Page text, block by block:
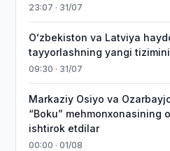
23:07 · 31/07
Oʻzbekiston va Latviya
tayyorlashning yangi
09:30 · 31/07
Markaziy Osiyo va
“Boku” mehmonxonasining
ishtirok etdilar
00:00 · 01/08